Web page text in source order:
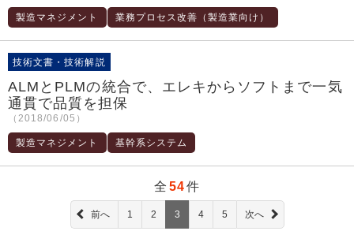
製造マネジメント 業務プロセス改善（製造業向け）
技術文書・技術解説
ALMとPLMの統合で、エレキからソフトまで一気
通貫で品質を担保
（2018/06/05）
製造マネジメント 基幹系システム
全 54件
前へ 1 2 3 4 5 次へ